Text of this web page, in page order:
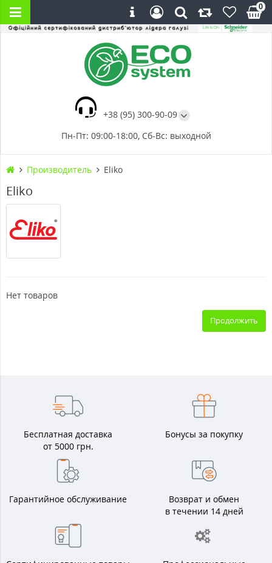
+38 (95) 300-90-09
Пн-Пт: 09:00-18:00, Сб-Вс: выходной
0
Производитель Eliko
Eliko
Нет товаров
Продолжить
Бесплатная доставка
от 5000 грн.
Бонусы за покупку
Гарантийное обслуживание
Возврат и обмен
в течении 14 дней